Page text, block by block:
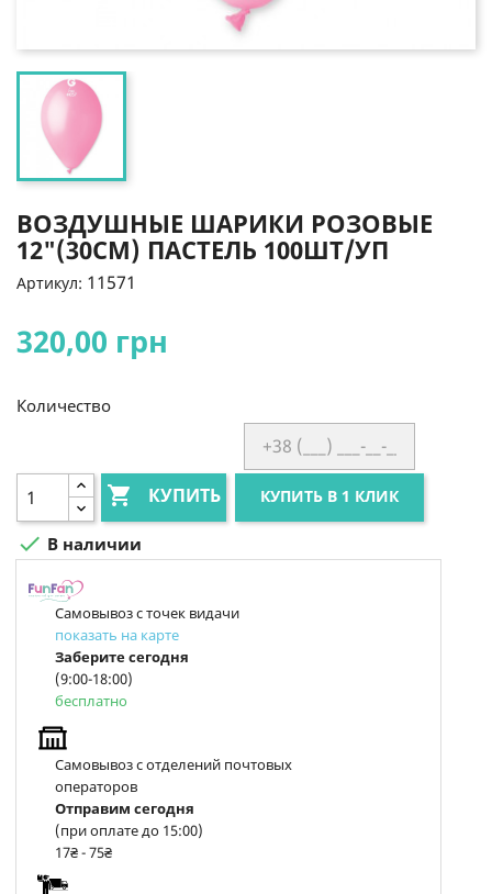
ВОЗДУШНЫЕ ШАРИКИ РОЗОВЫЕ
12"(30СМ) ПАСТЕЛЬ 100ШТ/УП
Артикул: 11571
320,00 грн
Количество
 КУПИТЬ КУПИТЬ В 1 КЛИК
 В наличии
Самовывоз с точек видачи
показать на карте
Заберите сегодня
(9:00-18:00)
бесплатно
Самовывоз с отделений почтовых
операторов
Отправим сегодня
(при оплате до 15:00)
17₴ - 75₴